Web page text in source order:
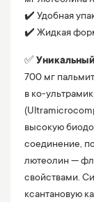
✔️ Удобная
✔️ Жидкая
✅
700 мг
в ко-
высокую
соединение,
лютеолин —
свойствами.
ксантановую